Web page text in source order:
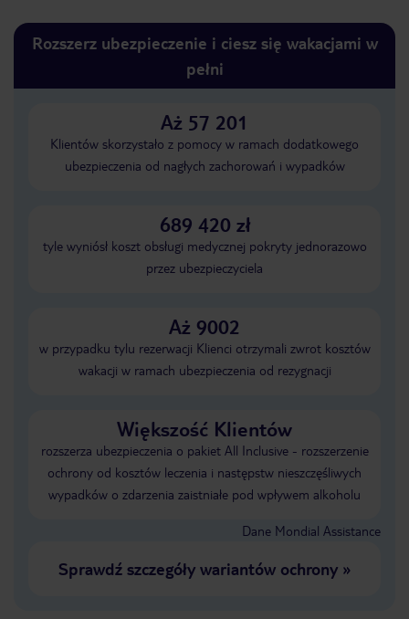
Rozszerz ubezpieczenie i ciesz się wakacjami w
pełni
Aż 57 201
Klientów skorzystało z pomocy w ramach dodatkowego
ubezpieczenia od nagłych zachorowań i wypadków
689 420 zł
tyle wyniósł koszt obsługi medycznej pokryty jednorazowo
przez ubezpieczyciela
Aż 9002
w przypadku tylu rezerwacji Klienci otrzymali zwrot kosztów
wakacji w ramach ubezpieczenia od rezygnacji
Większość Klientów
rozszerza ubezpieczenia o pakiet All Inclusive - rozszerzenie
ochrony od kosztów leczenia i następstw nieszczęśliwych
wypadków o zdarzenia zaistniałe pod wpływem alkoholu
Dane Mondial Assistance
Sprawdź szczegóły wariantów ochrony»